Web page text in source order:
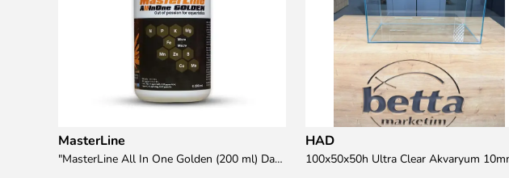
MasterLine
"MasterLine All In One Golden (200 ml) Daha yüksek zorluk derecesine sahip bitkiler için Özel formül Tam Besin "
HAD